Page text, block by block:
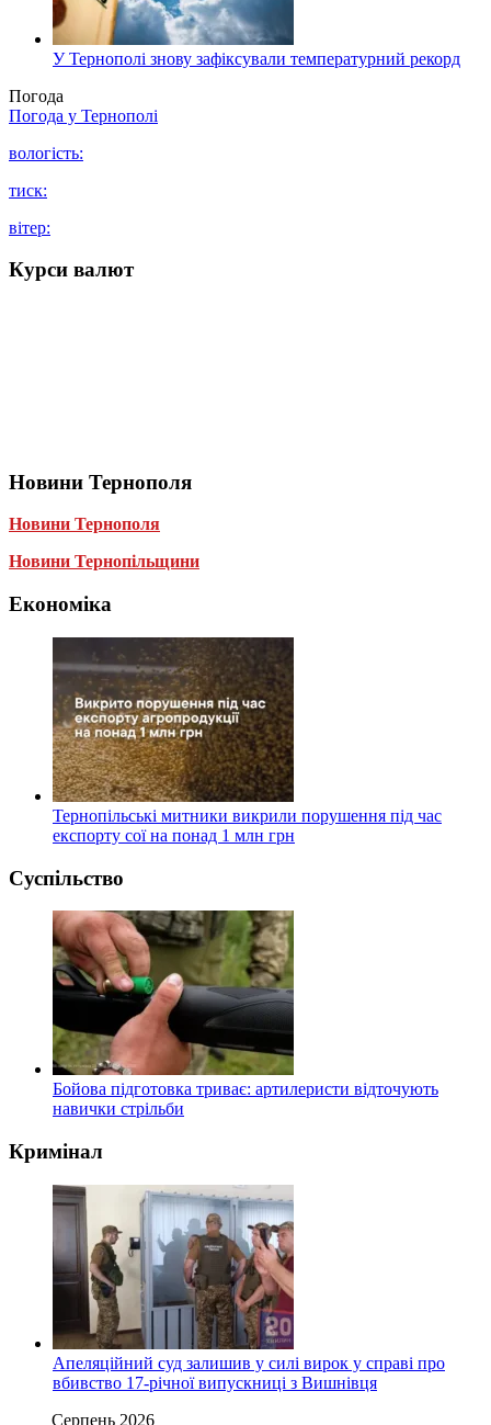
У Тернополі знову зафіксували температурний рекорд
Погода
Погода у Тернополі
вологість:
тиск:
вітер:
Курси валют
Новини Тернополя
Новини Тернополя
Новини Тернопільщини
Економіка
Тернопільські митники викрили порушення під час
експорту сої на понад 1 млн грн
Суспільство
Бойова підготовка триває: артилеристи відточують
навички стрільби
Кримінал
Апеляційний суд залишив у силі вирок у справі про
вбивство 17-річної випускниці з Вишнівця
Серпень 2026